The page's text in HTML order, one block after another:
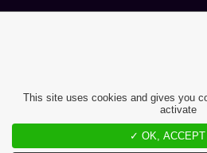
DES FEMMES ET DES HOMMES
This site uses cookies and gives you
activate
✓ OK,